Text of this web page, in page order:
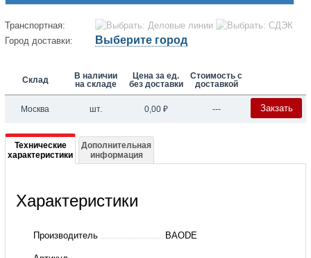
Транспортная:
Город доставки:
Выберите город
Склад
В наличии
на складе
Цена за ед.
без доставки
Стоимость с
доставкой
Москва шт. 0,00 ₽ --- Закзать
Подробная
информация
Теплообменник
Технические
характеристики
Дополнительная
информация
Характеристики
Производитель BAODE